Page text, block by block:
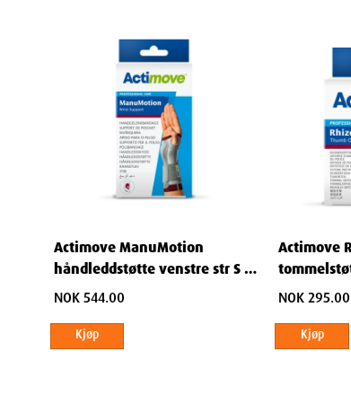
Weight
Actimove ManuMotion
håndleddstøtte venstre str S 1
stk
NOK 544.00
Kjøp
Actimove
stk
NOK 295.00
Kjøp